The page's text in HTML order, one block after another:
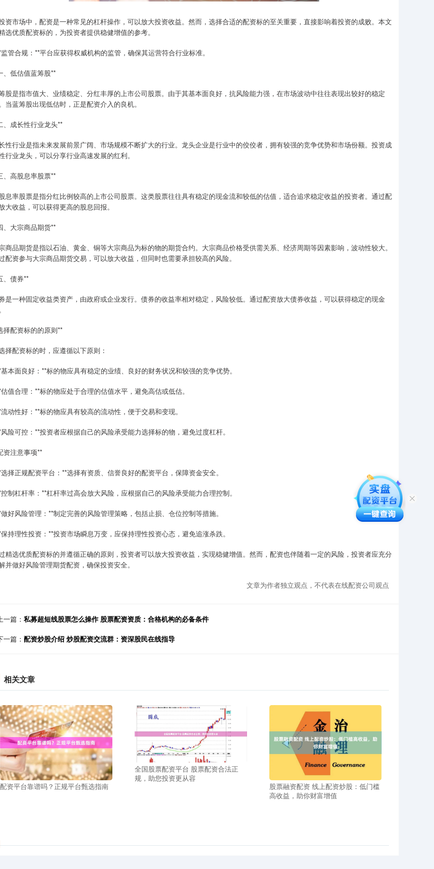
资市场中，配资是一种常见的杠杆操作，可以放大投资收益。然而，选择合适的配资标的至关重要，直接影响着投资的成败。本文
选优质配资标的，为投资者提供稳健增值的参考。
管合规：**平台应获得权威机构的监管，确保其运营符合行业标准。
、低估值蓝筹股**
股是指市值大、业绩稳定、分红丰厚的上市公司股票。由于其基本面良好，抗风险能力强，在市场波动中往往表现出较好的稳定
当蓝筹股出现低估时，正是配资介入的良机。
、成长性行业龙头**
性行业是指未来发展前景广阔、市场规模不断扩大的行业。龙头企业是行业中的佼佼者，拥有较强的竞争优势和市场份额。投资成
行业龙头，可以分享行业高速发展的红利。
、高股息率股票**
息率股票是指分红比例较高的上市公司股票。这类股票往往具有稳定的现金流和较低的估值，适合追求稳定收益的投资者。通过配
大收益，可以获得更高的股息回报。
、大宗商品期货**
商品期货是指以石油、黄金、铜等大宗商品为标的物的期货合约。大宗商品价格受供需关系、经济周期等因素影响，波动性较大。
配资参与大宗商品期货交易，可以放大收益，但同时也需要承担较高的风险。
、债券**
是一种固定收益类资产，由政府或企业发行。债券的收益率相对稳定，风险较低。通过配资放大债券收益，可以获得稳定的现金
择配资标的的原则**
择配资标的时，应遵循以下原则：
本面良好：**标的物应具有稳定的业绩、良好的财务状况和较强的竞争优势。
值合理：**标的物应处于合理的估值水平，避免高估或低估。
动性好：**标的物应具有较高的流动性，便于交易和变现。
险可控：**投资者应根据自己的风险承受能力选择标的物，避免过度杠杆。
资注意事项**
择正规配资平台：**选择有资质、信誉良好的配资平台，保障资金安全。
制杠杆率：**杠杆率过高会放大风险，应根据自己的风险承受能力合理控制。
好风险管理：**制定完善的风险管理策略，包括止损、仓位控制等措施。
持理性投资：**投资市场瞬息万变，应保持理性投资心态，避免追涨杀跌。
精选优质配资标的并遵循正确的原则，投资者可以放大投资收益，实现稳健增值。然而，配资也伴随着一定的风险，投资者应充分
并做好风险管理期货配资，确保投资安全。
文章为作者独立观点，不代表在线配资公司观点
一篇： 私募超短线股票怎么操作 股票配资资质：合格机构的必备条件
一篇： 配资炒股介绍 炒股配资交流群：资深股民在线指导
相关文章
配资平台靠谱吗？正规平台甄选指南
全国股票配资平台 股票配资合法正
规，助您投资更从容
股票融资配资 线上配资炒股：低门槛
高收益，助你财富增值